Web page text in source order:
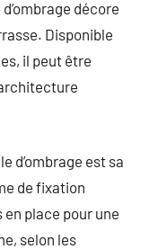
décore
Disponible
il peut être
d’ombrage est sa
de fixation
place pour une
selon les